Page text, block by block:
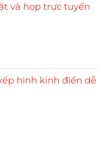
và họp trực tuyến
hình kinh điển dễ